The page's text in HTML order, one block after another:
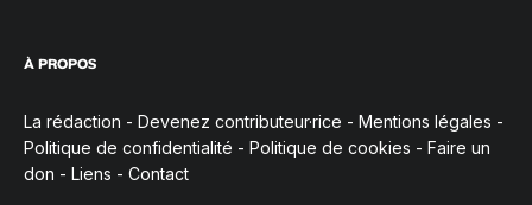
À PROPOS
La rédaction - Devenez contributeur·rice - Mentions légales -
Politique de confidentialité - Politique de cookies - Faire un
don - Liens - Contact